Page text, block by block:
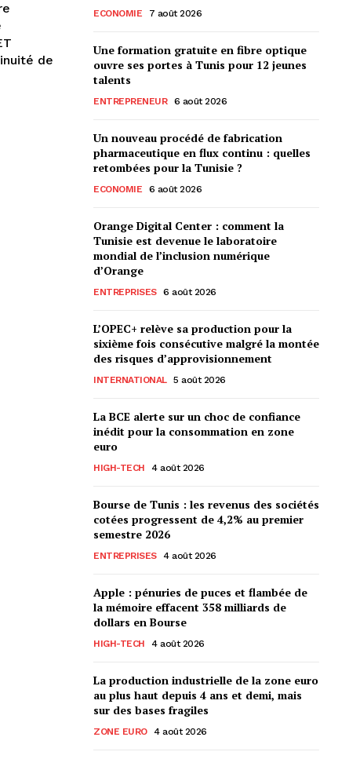
de
ECONOMIE 7 août 2026
Une formation gratuite en fibre optique
ouvre ses portes à Tunis pour 12 jeunes
talents
ENTREPRENEUR 6 août 2026
Un nouveau procédé de fabrication
pharmaceutique en flux continu : quelles
retombées pour la Tunisie ?
ECONOMIE 6 août 2026
Orange Digital Center : comment la
Tunisie est devenue le laboratoire
mondial de l’inclusion numérique
d’Orange
ENTREPRISES 6 août 2026
L’OPEC+ relève sa production pour la
sixième fois consécutive malgré la montée
des risques d’approvisionnement
INTERNATIONAL 5 août 2026
La BCE alerte sur un choc de confiance
inédit pour la consommation en zone
euro
HIGH-TECH 4 août 2026
Bourse de Tunis : les revenus des sociétés
cotées progressent de 4,2% au premier
semestre 2026
ENTREPRISES 4 août 2026
Apple : pénuries de puces et flambée de
la mémoire effacent 358 milliards de
dollars en Bourse
HIGH-TECH 4 août 2026
La production industrielle de la zone euro
au plus haut depuis 4 ans et demi, mais
sur des bases fragiles
ZONE EURO 4 août 2026